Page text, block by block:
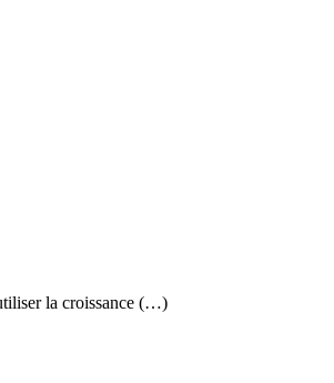
la croissance (…)